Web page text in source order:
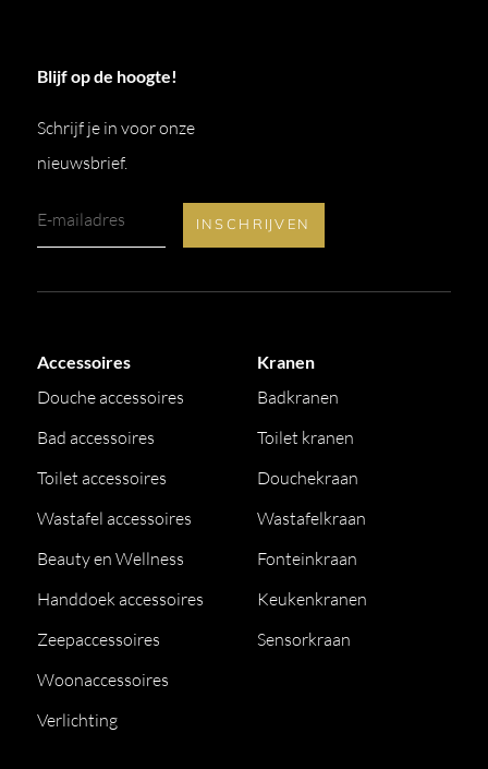
Blijf op de hoogte!
Schrijf je in voor onze
nieuwsbrief.
Accessoires
Douche accessoires
Bad accessoires
Toilet accessoires
Wastafel accessoires
Beauty en Wellness
Handdoek accessoires
Zeepaccessoires
Woonaccessoires
Verlichting
Kranen
Badkranen
Toilet kranen
Douchekraan
Wastafelkraan
Fonteinkraan
Keukenkranen
Sensorkraan